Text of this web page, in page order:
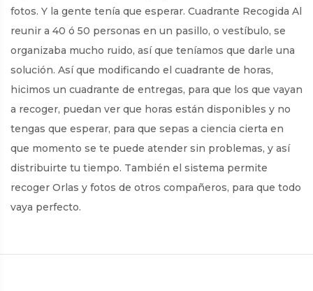
fotos. Y la gente tenía que esperar. Cuadrante Recogida Al
reunir a 40 ó 50 personas en un pasillo, o vestíbulo, se
organizaba mucho ruido, así que teníamos que darle una
solución. Así que modificando el cuadrante de horas,
hicimos un cuadrante de entregas, para que los que vayan
a recoger, puedan ver que horas están disponibles y no
tengas que esperar, para que sepas a ciencia cierta en
que momento se te puede atender sin problemas, y así
distribuirte tu tiempo. También el sistema permite
recoger Orlas y fotos de otros compañeros, para que todo
vaya perfecto.